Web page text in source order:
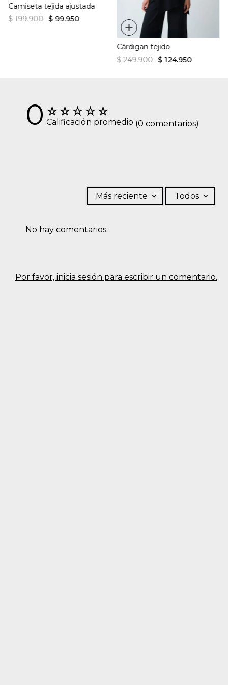
Camiseta tejida ajustada
$ 199.900 $ 99.950 +
Cárdigan tejido
$ 249.900 $ 124.950
☆☆☆☆☆
0 Calificación promedio (0 comentarios)
Por favor, inicia sesión para escribir un comentario.
Más reciente Todos
No hay comentarios.